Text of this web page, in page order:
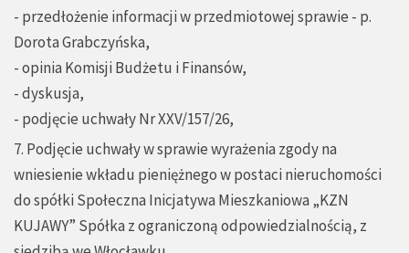
- przedłożenie informacji w przedmiotowej sprawie - p.
Dorota Grabczyńska,
- opinia Komisji Budżetu i Finansów,
- dyskusja,
- podjęcie uchwały Nr XXV/157/26,
7. Podjęcie uchwały w sprawie wyrażenia zgody na
wniesienie wkładu pieniężnego w postaci nieruchomości
do spółki Społeczna Inicjatywa Mieszkaniowa „KZN
KUJAWY” Spółka z ograniczoną odpowiedzialnością, z